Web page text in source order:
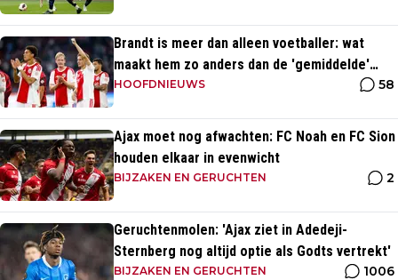
Brandt is meer dan alleen voetballer: wat
maakt hem zo anders dan de 'gemiddelde'
voetballer?
HOOFDNIEUWS 58
Ajax moet nog afwachten: FC Noah en FC Sion
houden elkaar in evenwicht
BIJZAKEN EN GERUCHTEN 2
Geruchtenmolen: 'Ajax ziet in Adedeji-
Sternberg nog altijd optie als Godts vertrekt'
BIJZAKEN EN GERUCHTEN 1006